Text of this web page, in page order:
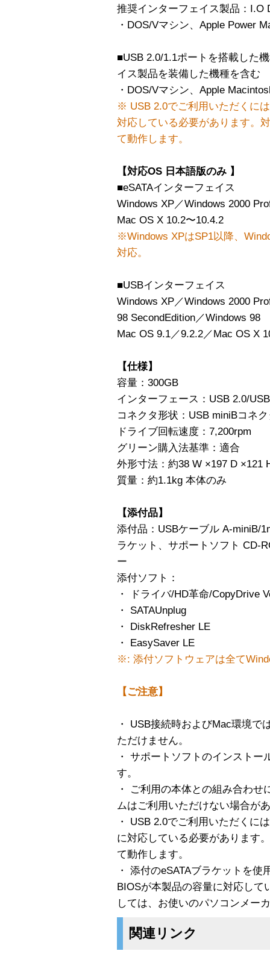
推奨インターフェイス製品：I.O
・DOS/Vマシン、Apple Power
■USB 2.0/1.1ポートを搭載した
イス製品を装備した機種を含む
・DOS/Vマシン、Apple
※ USB 2.0でご利用いただくに
対応している必要があります。
て動作します。
【対応OS 日本語版のみ 】
■eSATAインターフェイス
Windows XP／Windows 2000
Mac OS X 10.2〜10.4.2
※Windows XPはSP1以降、
対応。
■USBインターフェイス
Windows XP／Windows 2000
98 SecondEdition／Windows 98
Mac OS 9.1／9.2.2／Mac OS X
【仕様】
容量：300GB
インターフェース：USB 2.0/
コネクタ形状：USB miniBコネ
ドライブ回転速度：7,200rpm
グリーン購入法基準：適合
外形寸法：約38 W ×197 D ×121
質量：約1.1kg 本体のみ
【添付品】
添付品：USBケーブル A-miniB/
ラケット、サポートソフト CD-
ー
添付ソフト：
・ ドライバ/HD革命/CopyDrive
・ SATAUnplug
・ DiskRefresher LE
・ EasySaver LE
※: 添付ソフトウェアは全て
【ご注意】
・ USB接続時およびMac環境で
ただけません。
・ サポートソフトのインスト
す。
・ ご利用の本体との組み合わ
ムはご利用いただけない場合が
・ USB 2.0でご利用いただくに
に対応している必要があります
て動作します。
・ 添付のeSATAブラケットを
BIOSが本製品の容量に対応して
しては、お使いのパソコンメー
関連リンク